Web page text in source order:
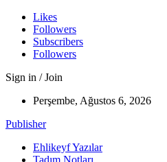
Likes
Followers
Subscribers
Followers
Sign in / Join
Perşembe, Ağustos 6, 2026
Publisher
Ehlikeyf Yazılar
Tadım Notları